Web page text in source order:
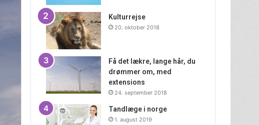
Kulturrejse
20. oktober 2018
Få det lækre, lange hår, du
drømmer om, med
extensions
24. september 2018
Tandlæge i norge
1. august 2019